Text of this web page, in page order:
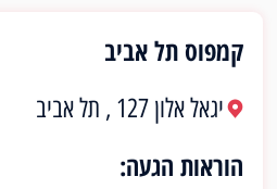
קמפוס תל אביב
יגאל אלון 127 , תל אביב
הוראות הגעה: